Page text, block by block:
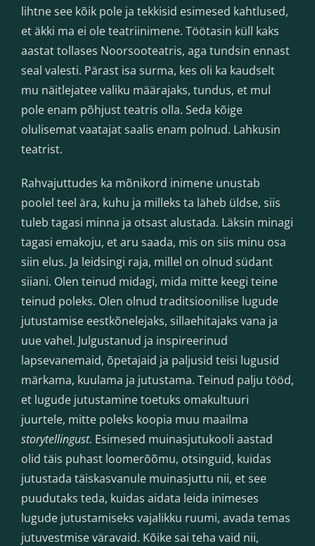
lihtne see kõik pole ja tekkisid esimesed kahtlused,
et äkki ma ei ole teatriinimene. Töötasin küll kaks
aastat tollases Noorsooteatris, aga tundsin ennast
seal valesti. Pärast isa surma, kes oli ka kaudselt
mu näitlejatee valiku määrajaks, tundus, et mul
pole enam põhjust teatris olla. Seda kõige
olulisemat vaatajat saalis enam polnud. Lahkusin
teatrist.
Rahvajuttudes ka mõnikord inimene unustab
poolel teel ära, kuhu ja milleks ta läheb üldse, siis
tuleb tagasi minna ja otsast alustada. Läksin minagi
tagasi emakoju, et aru saada, mis on siis minu osa
siin elus. Ja leidsingi raja, millel on olnud südant
siiani. Olen teinud midagi, mida mitte keegi teine
teinud poleks. Olen olnud traditsioonilise lugude
jutustamise eestkõnelejaks, sillaehitajaks vana ja
uue vahel. Julgustanud ja inspireerinud
lapsevanemaid, õpetajaid ja paljusid teisi lugusid
märkama, kuulama ja jutustama. Teinud palju tööd,
et lugude jutustamine toetuks omakultuuri
juurtele, mitte poleks koopia muu maailma
storytellingust. Esimesed muinasjutukooli aastad
olid täis puhast loomerõõmu, otsinguid, kuidas
jutustada täiskasvanule muinasjuttu nii, et see
puudutaks teda, kuidas aidata leida inimeses
lugude jutustamiseks vajalikku ruumi, avada temas
jutuvestmise väravaid. Kõike sai teha vaid nii,